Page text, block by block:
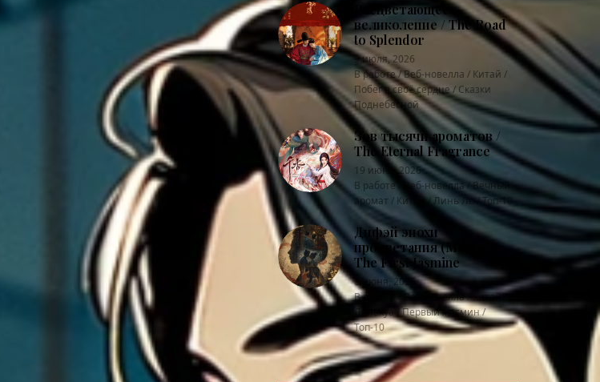
Расцветающее
великолепие / The Road
to Splendor
9 июля, 2026
В работе / Веб-новелла / Китай /
Побег в своё сердце / Сказки
Поднебесной
Зов тысячи ароматов /
The Eternal Fragrance
19 июня, 2026
В работе / Веб-новелла / Вечный
аромат / Китай / Линь Ле / Топ-10
Дифэй эпохи
процветания (Мо Ли) /
The First Jasmine
8 июня, 2026
В работе / Веб-новелла / Китай /
Ляньхуа / Первый жасмин /
Топ-10